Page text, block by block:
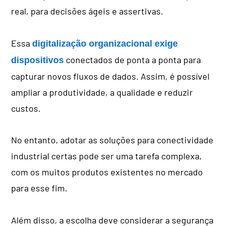
real, para decisões ágeis e assertivas.
Essadigitalização organizacional exige
dispositivos conectados de ponta a ponta para
capturar novos fluxos de dados. Assim, é possível
ampliar a produtividade, a qualidade e reduzir
custos.
No entanto, adotar as soluções para conectividade
industrial certas pode ser uma tarefa complexa,
com os muitos produtos existentes no mercado
para esse fim.
Além disso, a escolha deve considerar a segurança